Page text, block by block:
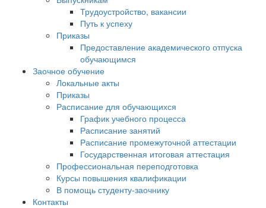
Трудоустройство, вакансии
Путь к успеху
Приказы
Предоставление академического отпуска
обучающимся
Заочное обучение
Локальные акты
Приказы
Расписание для обучающихся
График учебного процесса
Расписание занятий
Расписание промежуточной аттестации
Государственная итоговая аттестация
Профессиональная переподготовка
Курсы повышения квалификации
В помощь студенту-заочнику
Контакты